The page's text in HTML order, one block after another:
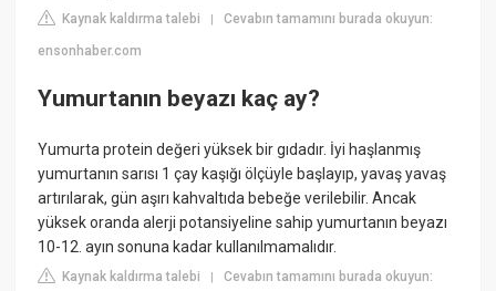
Kaynak kaldırma talebi |Cevabın tamamını burada okuyun:
ensonhaber.com
Yumurtanın beyazı kaç ay?
Yumurta protein değeri yüksek bir gıdadır. İyi haşlanmış
yumurtanın sarısı 1 çay kaşığı ölçüyle başlayıp, yavaş yavaş
artırılarak, gün aşırı kahvaltıda bebeğe verilebilir. Ancak
yüksek oranda alerji potansiyeline sahip yumurtanın beyazı
10-12. ayın sonuna kadar kullanılmamalıdır.
Kaynak kaldırma talebi |Cevabın tamamını burada okuyun: